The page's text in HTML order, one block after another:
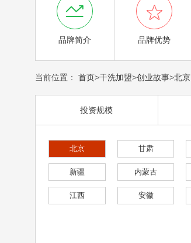

品牌简介

品牌优势
当前位置： 首页>干洗加盟>创业故事>北京
投资规模
北京 甘肃
新疆 内蒙古
江西 安徽